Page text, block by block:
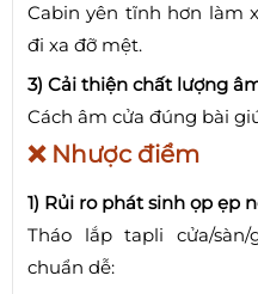
Cabin yên tĩnh hơn làm
đi xa đỡ mệt.
3) Cải thiện chất lượng
Cách âm cửa đúng bài
❌ Nhược điểm
1) Rủi ro phát sinh ọp ẹp
Tháo lắp tapli cửa/
chuẩn dễ: